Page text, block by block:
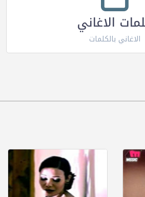
الاغاني
الاغاني بالكلمات